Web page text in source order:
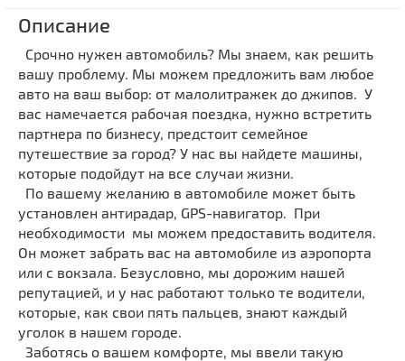
Описание
Срочно нужен автомобиль? Мы знаем, как решить
вашу проблему. Мы можем предложить вам любое
авто на ваш выбор: от малолитражек до джипов. У
вас намечается рабочая поездка, нужно встретить
партнера по бизнесу, предстоит семейное
путешествие за город? У нас вы найдете машины,
которые подойдут на все случаи жизни.
По вашему желанию в автомобиле может быть
установлен антирадар, GPS-навигатор. При
необходимости мы можем предоставить водителя.
Он может забрать вас на автомобиле из аэропорта
или с вокзала. Безусловно, мы дорожим нашей
репутацией, и у нас работают только те водители,
которые, как свои пять пальцев, знают каждый
уголок в нашем городе.
Заботясь о вашем комфорте, мы ввели такую